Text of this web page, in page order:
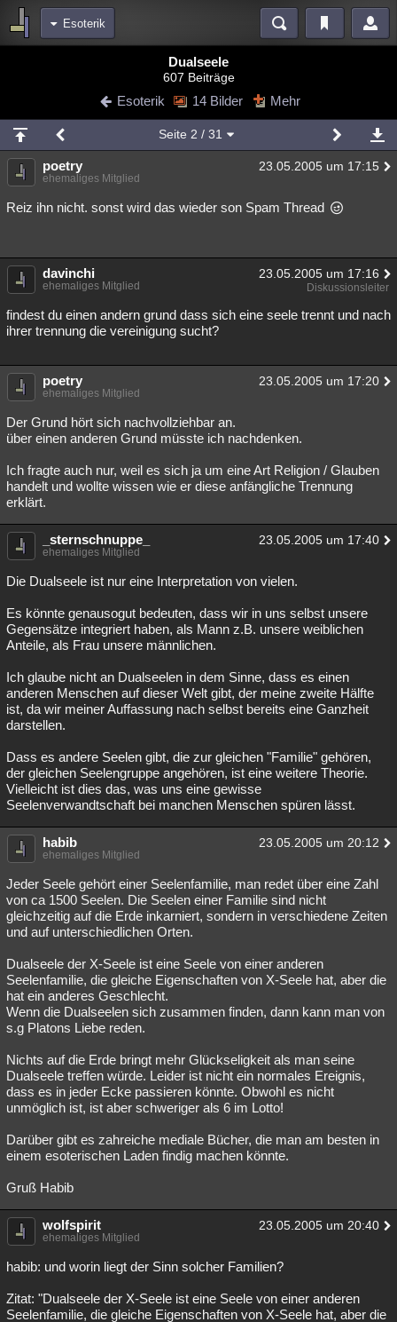
Esoterik
Blogs Videos
Chat Wiki Neuigkeiten
meine Rubriken
Menschen Mystery Kriminalfälle
Spiritualität Verschwörungen Technologie Ufologie
weitere Rubriken
Philosophie Träume Literatur
Astronomie Helpdesk Gruppen
Musik Clash Verbesserungen Allmystery English
Übersichten
Besucht Teilgenommen Alle Neue
Dualseele
607 Beiträge
Esoterik 14 Bilder Mehr
Seite 2 / 31
poetry 23.05.2005 um 17:15
ehemaliges Mitglied
Reiz ihn nicht. sonst wird das wieder son Spam Thread
davinchi 23.05.2005 um 17:16
ehemaliges Mitglied Diskussionsleiter
findest du einen andern grund dass sich eine seele trennt und nach
ihrer trennung die vereinigung sucht?
poetry 23.05.2005 um 17:20
ehemaliges Mitglied
Der Grund hört sich nachvollziehbar an.
über einen anderen Grund müsste ich nachdenken.
Ich fragte auch nur, weil es sich ja um eine Art Religion / Glauben
handelt und wollte wissen wie er diese anfängliche Trennung
erklärt.
_sternschnuppe_ 23.05.2005 um 17:40
ehemaliges Mitglied
Die Dualseele ist nur eine Interpretation von vielen.
Es könnte genausogut bedeuten, dass wir in uns selbst unsere
Gegensätze integriert haben, als Mann z.B. unsere weiblichen
Anteile, als Frau unsere männlichen.
Ich glaube nicht an Dualseelen in dem Sinne, dass es einen
anderen Menschen auf dieser Welt gibt, der meine zweite Hälfte
ist, da wir meiner Auffassung nach selbst bereits eine Ganzheit
darstellen.
Dass es andere Seelen gibt, die zur gleichen "Familie" gehören,
der gleichen Seelengruppe angehören, ist eine weitere Theorie.
Vielleicht ist dies das, was uns eine gewisse
Seelenverwandtschaft bei manchen Menschen spüren lässt.
habib 23.05.2005 um 20:12
ehemaliges Mitglied
Jeder Seele gehört einer Seelenfamilie, man redet über eine Zahl
von ca 1500 Seelen. Die Seelen einer Familie sind nicht
gleichzeitig auf die Erde inkarniert, sondern in verschiedene Zeiten
und auf unterschiedlichen Orten.
Dualseele der X-Seele ist eine Seele von einer anderen
Seelenfamilie, die gleiche Eigenschaften von X-Seele hat, aber die
hat ein anderes Geschlecht.
Wenn die Dualseelen sich zusammen finden, dann kann man von
s.g Platons Liebe reden.
Nichts auf die Erde bringt mehr Glückseligkeit als man seine
Dualseele treffen würde. Leider ist nicht ein normales Ereignis,
dass es in jeder Ecke passieren könnte. Obwohl es nicht
unmöglich ist, ist aber schweriger als 6 im Lotto!
Darüber gibt es zahreiche mediale Bücher, die man am besten in
einem esoterischen Laden findig machen könnte.
Gruß Habib
wolfspirit 23.05.2005 um 20:40
ehemaliges Mitglied
habib: und worin liegt der Sinn solcher Familien?
Zitat: "Dualseele der X-Seele ist eine Seele von einer anderen
Seelenfamilie, die gleiche Eigenschaften von X-Seele hat, aber die